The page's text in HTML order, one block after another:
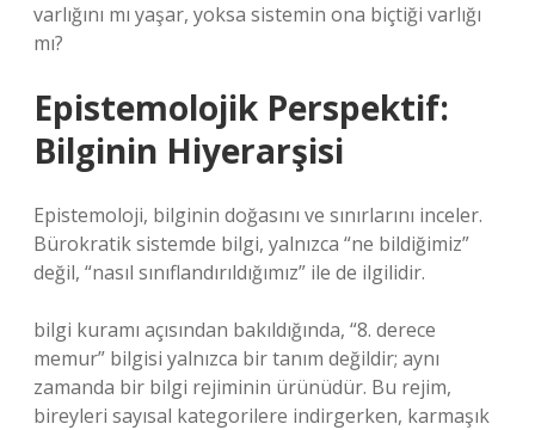
varlığını mı yaşar, yoksa sistemin ona biçtiği varlığı
mı?
Epistemolojik Perspektif:
Bilginin Hiyerarşisi
Epistemoloji, bilginin doğasını ve sınırlarını inceler.
Bürokratik sistemde bilgi, yalnızca “ne bildiğimiz”
değil, “nasıl sınıflandırıldığımız” ile de ilgilidir.
bilgi kuramı açısından bakıldığında, “8. derece
memur” bilgisi yalnızca bir tanım değildir; aynı
zamanda bir bilgi rejiminin ürünüdür. Bu rejim,
bireyleri sayısal kategorilere indirgerken, karmaşık